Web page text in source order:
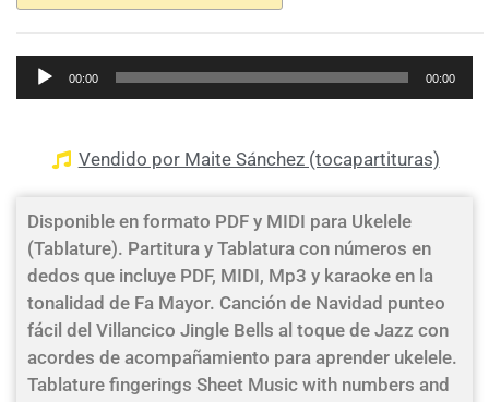
Reproductor
de
00:00 00:00
Vendido por Maite Sánchez (tocapartituras)
Disponible en formato PDF y MIDI para Ukelele
(Tablature). Partitura y Tablatura con números en
dedos que incluye PDF, MIDI, Mp3 y karaoke en la
tonalidad de Fa Mayor. Canción de Navidad punteo
fácil del Villancico Jingle Bells al toque de Jazz con
acordes de acompañamiento para aprender ukelele.
Tablature fingerings Sheet Music with numbers and